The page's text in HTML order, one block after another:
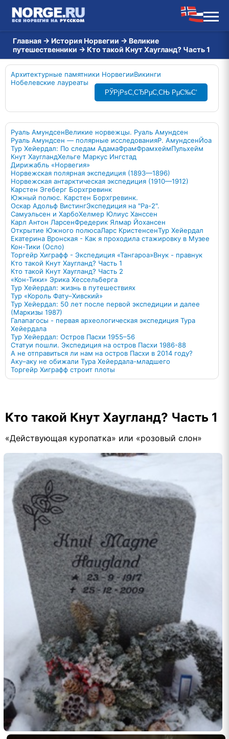
Главная → История Норвегии → Великие
путешественники → Кто такой Кнут Хаугланд? Часть 1
Архитектурные памятники НорвегииВикинги
Нобелевские лауреаты
РЎРјРѕС‚СЂРµС‚СЊ РµС‰С‘
Руаль АмундсенВеликие норвежцы. Руаль Амундсен
Руаль Амундсен — полярные исследованияР. АмундсенЙоа
Тур Хейердал: По следам АдамаФрамФрамхеймПульхейм
Кнут ХаугландХельге Маркус Ингстад
Дирижабль «Норвегия»
Норвежская полярная экспедиция (1893—1896)
Норвежская антарктическая экспедиция (1910—1912)
Карстен Эгеберг Борхгревинк
Южный полюс. Карстен Борхгревинк.
Оскар Адольф ВистингЭкспедиция на "Ра-2".
Самуэльсен и ХарбоХелмер Юлиус Ханссен
Карл Антон ЛарсенФредерик Ялмар Йохансен
Открытие Южного полюсаЛарс КристенсенТур Хейердал
Екатерина Вронская - Как я проходила стажировку в Музее
Кон-Тики (Осло)
Торгейр Хиграфф - Экспедиция «Тангароа»Внук - правнук
Кто такой Кнут Хаугланд? Часть 1
Кто такой Кнут Хаугланд? Часть 2
«Кон-Тики» Эрика Хессельберга
Тур Хейердал: жизнь в путешествиях
Тур «Король Фату–Хивский»
Тур Хейердал: 50 лет после первой экспедиции и далее
(Маркизы 1987)
Галапагосы - первая археологическая экспедиция Тура
Хейердала
Тур Хейердал: Остров Пасхи 1955–56
Статуи пошли. Экспедиция на остров Пасхи 1986-88
А не отправиться ли нам на остров Пасхи в 2014 году?
Аку–аку не обижали Тура Хейердала-младшего
Торгейр Хиграфф строит плоты
Кто такой Кнут Хаугланд? Часть 1
«Действующая куропатка» или «розовый слон»